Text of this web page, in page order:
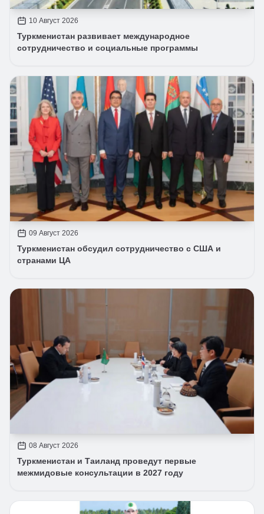
10 Август 2026
Туркменистан развивает международное
сотрудничество и социальные программы
09 Август 2026
Туркменистан обсудил сотрудничество с США и
странами ЦА
08 Август 2026
Туркменистан и Таиланд проведут первые
межмидовые консультации в 2027 году